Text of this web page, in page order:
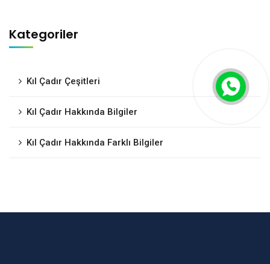
Kategoriler
Kıl Çadır Çeşitleri
Kıl Çadır Hakkında Bilgiler
Kıl Çadır Hakkında Farklı Bilgiler